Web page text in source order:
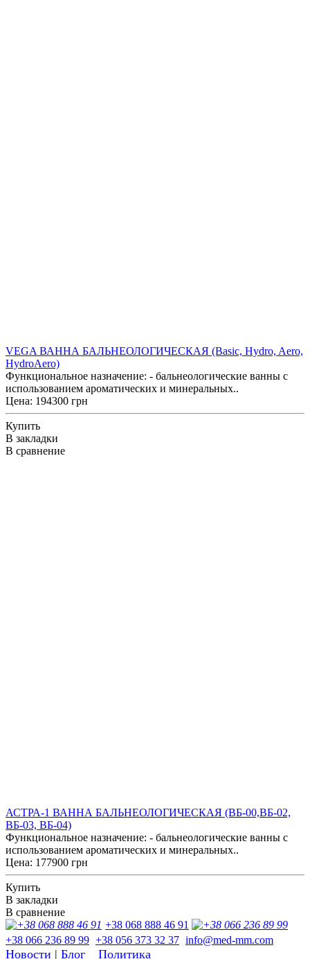
VEGA ВАННА БАЛЬНЕОЛОГИЧЕСКАЯ (Basic, Hydro, Aero,
HydroAero)
Функциональное назначение: - бальнеологические ванны с
использованием ароматических и минеральных..
Цена: 194300 грн
Купить
В закладки
В сравнение
АСТРА-1 ВАННА БАЛЬНЕОЛОГИЧЕСКАЯ (ВБ-00,ВБ-02,
ВБ-03, ВБ-04)
Функциональное назначение: - бальнеологические ванны с
использованием ароматических и минеральных..
Цена: 177900 грн
Купить
В закладки
В сравнение
+38 068 888 46 91
+38 066 236 89 99 +38 056 373 32 37 info@med-mm.com
Новости | Блог Политика